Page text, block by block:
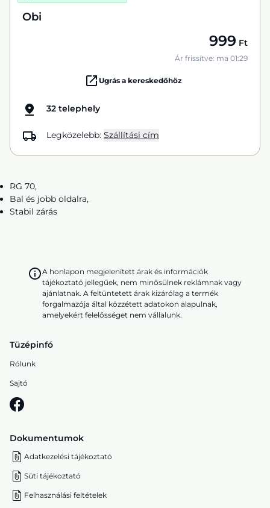
Obi
999 Ft
Ár frissítve: ma 01:29
Ugrás a kereskedőhöz
32 telephely
Legközelebb: Szállítási cím
RG 70,
Bal és jobb oldalra,
Stabil zárás
A honlapon megjelenített árak és információk
tájékoztató jellegűek, nem minősülnek reklámnak vagy
ajánlatnak. A feltüntetett árak kizárólag a termék
forgalmazója által közzétett adatokon alapulnak,
amelyekért felelősséget nem vállalunk.
Tüzépinfó
Rólunk
Sajtó
Dokumentumok
Adatkezelési tájékoztató
Süti tájékoztató
Felhasználási feltételek